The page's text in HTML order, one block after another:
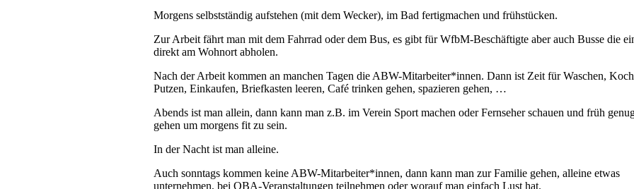
Morgens selbstständig aufstehen (mit dem Wecker), im Bad fertigmachen und frühstücken.
Zur Arbeit fährt man mit dem Fahrrad oder dem Bus, es gibt für WfbM-Beschäftigte aber auch Busse die
direkt am Wohnort abholen.
Nach der Arbeit kommen an manchen Tagen die ABW-Mitarbeiter*innen. Dann ist Zeit für Waschen,
Putzen, Einkaufen, Briefkasten leeren, Café trinken gehen, spazieren gehen, …
Abends ist man allein, dann kann man z.B. im Verein Sport machen oder Fernseher schauen und früh
gehen um morgens fit zu sein.
In der Nacht ist man alleine.
Auch sonntags kommen keine ABW-Mitarbeiter*innen, dann kann man zur Familie gehen, alleine etwas
unternehmen, bei OBA-Veranstaltungen teilnehmen oder worauf man einfach Lust hat.